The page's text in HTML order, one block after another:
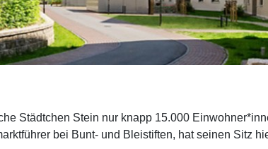
Städtchen Stein nur knapp 15.000
bei Bunt- und Bleistiften, hat seinen Sitz